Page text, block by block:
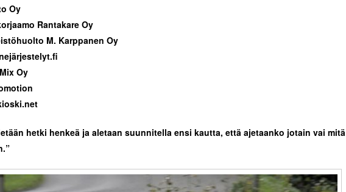
Oy
Rantakare Oy
M. Karppanen Oy
Oy
hetki henkeä ja aletaan suunnitella ensi kautta, että ajetaanko jotain vai mitä